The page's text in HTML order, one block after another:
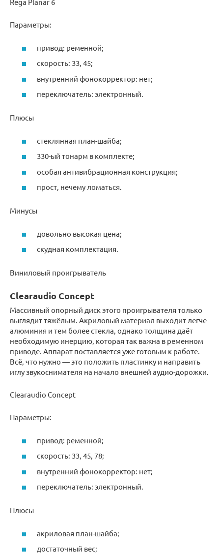
Параметры:
привод: ременной;
скорость: 33, 45;
внутренний фонокорректор: нет;
переключатель: электронный.
Плюсы
стеклянная план-шайба;
330-ый тонарм в комплекте;
особая антивибрационная конструкция;
прост, нечему ломаться.
Минусы
довольно высокая цена;
скудная комплектация.
Виниловый проигрыватель
Clearaudio Concept
Массивный опорный диск этого проигрывателя только
выглядит тяжёлым. Акриловый материал выходит легче
алюминия и тем более стекла, однако толщина даёт
необходимую инерцию, которая так важна в ременном
приводе. Аппарат поставляется уже готовым к работе.
Всё, что нужно — это положить пластинку и направить
иглу звукоснимателя на начало внешней аудио-дорожки.
Clearaudio Concept
Параметры:
привод: ременной;
скорость: 33, 45, 78;
внутренний фонокорректор: нет;
переключатель: электронный.
Плюсы
акриловая план-шайба;
достаточный вес;